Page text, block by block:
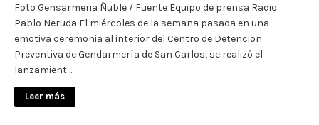
Foto Gensarmeria Ñuble / Fuente Equipo de prensa Radio
Pablo Neruda El miércoles de la semana pasada en una
emotiva ceremonia al interior del Centro de Detencion
Preventiva de Gendarmería de San Carlos, se realizó el
lanzamient…
Leer más